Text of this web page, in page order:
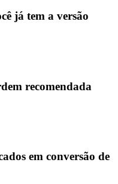
já tem a versão
recomendada
em conversão de